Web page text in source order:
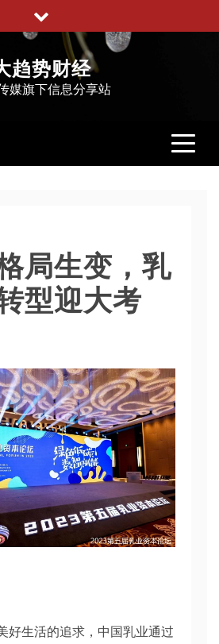
趋势财经
媒旗下信息分享站
局生变，乳
型迎大考
好生活的追求，中国乳业通过